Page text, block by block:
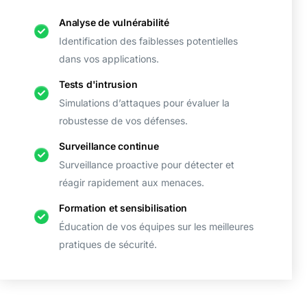
Analyse de vulnérabilité
Identification des faiblesses potentielles
dans vos applications.
Tests d'intrusion
Simulations d’attaques pour évaluer la
robustesse de vos défenses.
Surveillance continue
Surveillance proactive pour détecter et
réagir rapidement aux menaces.
Formation et sensibilisation
Éducation de vos équipes sur les meilleures
pratiques de sécurité.